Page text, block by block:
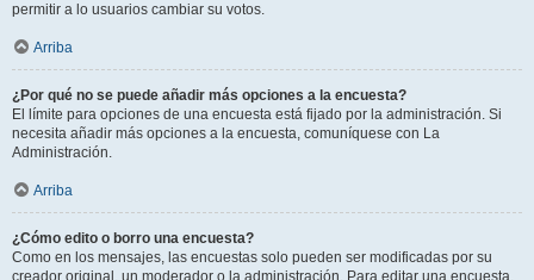
permitir a lo usuarios cambiar su votos.
Arriba
¿Por qué no se puede añadir más opciones a la encuesta?
El límite para opciones de una encuesta está fijado por la administración. Si
necesita añadir más opciones a la encuesta, comuníquese con La
Administración.
Arriba
¿Cómo edito o borro una encuesta?
Como en los mensajes, las encuestas solo pueden ser modificadas por su
creador original, un moderador o la administración. Para editar una encuesta,